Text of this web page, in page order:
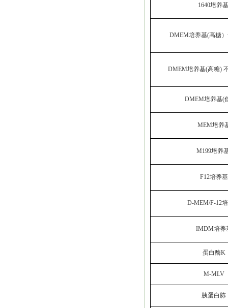
1640培养
DMEM培养基(高糖
DMEM培养基(高糖)
DMEM培养基(
MEM培养
M199培养
F12培养基
D-MEM/F-12
IMDM培养
蛋白酶K
M-MLV
胰蛋白胨